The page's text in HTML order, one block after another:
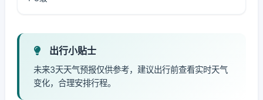
出行小贴士
未来3天天气预报仅供参考，建议出行前查看实时天气
变化，合理安排行程。